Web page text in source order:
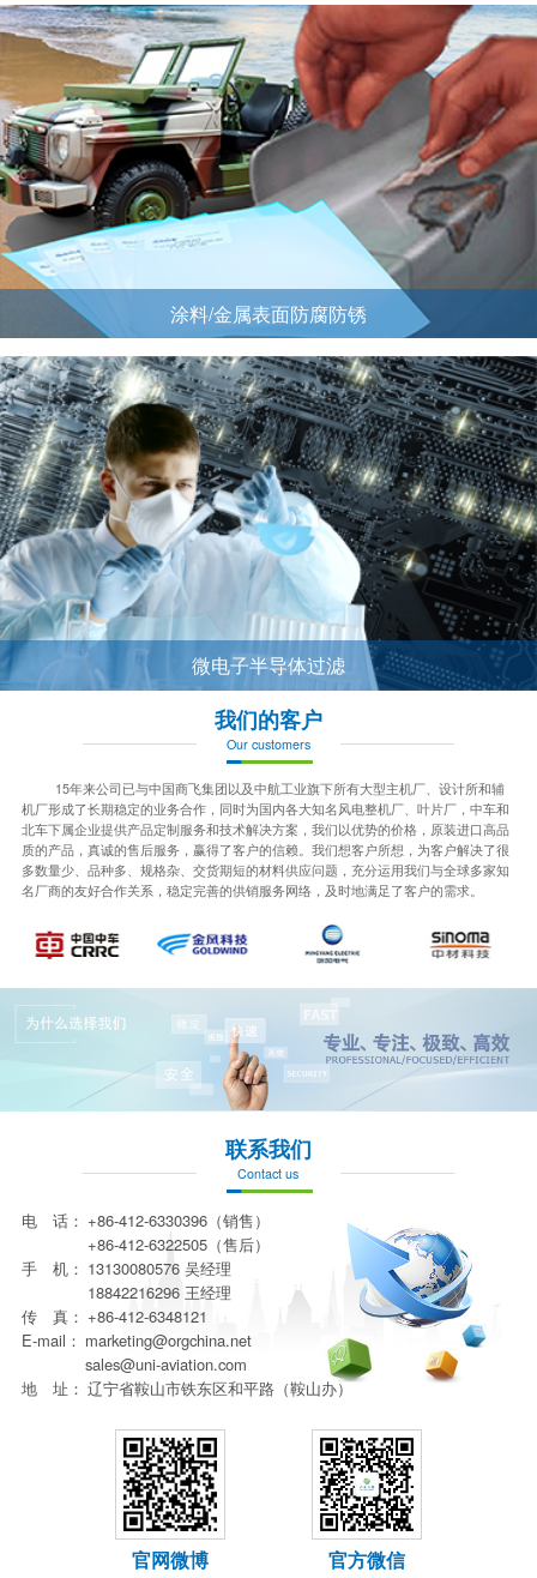
涂料/金属表面防腐防锈
微电子半导体过滤
我们的客户
Our customers
15年来公司已与中国商飞集团以及中航工业旗下所有大型主机厂、设计所和辅
机厂形成了长期稳定的业务合作，同时为国内各大知名风电整机厂、叶片厂，中车和
北车下属企业提供产品定制服务和技术解决方案，我们以优势的价格，原装进口高品
质的产品，真诚的售后服务，赢得了客户的信赖。我们想客户所想，为客户解决了很
多数量少、品种多、规格杂、交货期短的材料供应问题，充分运用我们与全球多家知
名厂商的友好合作关系，稳定完善的供销服务网络，及时地满足了客户的需求。
联系我们
Contact us
电 话： +86-412-6330396（销售）
+86-412-6322505（售后）
手 机： 13130080576 吴经理
18842216296 王经理
传 真： +86-412-6348121
E-mail： marketing@orgchina.net
sales@uni-aviation.com
地 址： 辽宁省鞍山市铁东区和平路（鞍山办）
官网微博 官方微信